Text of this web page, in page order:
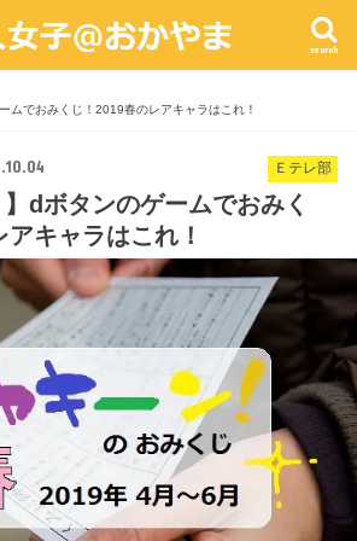
search
ムでおみくじ！2019春のレアキャラはこれ！
Ｅテレ部
】dボタンのゲームでおみく
キャラはこれ！